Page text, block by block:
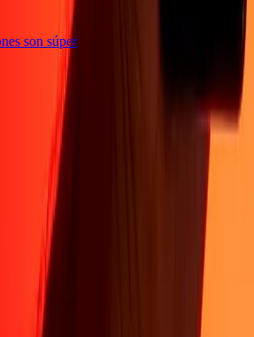
son súper
Sobre Nosotros
Acerca de
Soporte
Política de privacidad
Aviso de cookies
condiciones
Centro de
accesibilidad
Formulario para denunciantes
Síguenos